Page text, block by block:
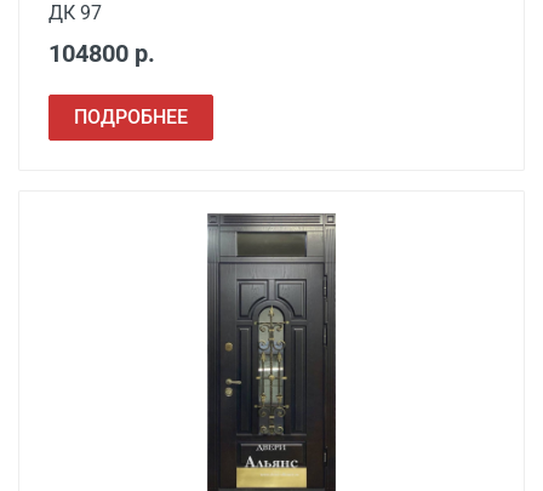
ДК 97
104800 р.
ПОДРОБНЕЕ